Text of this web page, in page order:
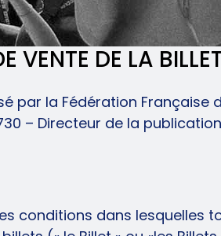
VENTE DE LA
par la Fédération Française
– Directeur de la publication
conditions dans lesquelles